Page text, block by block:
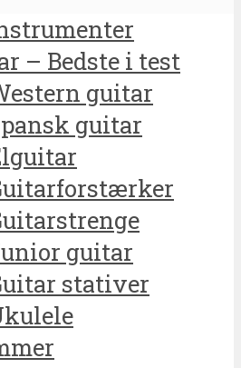
– Bedste i test
guitar
guitar
guitar
stativer